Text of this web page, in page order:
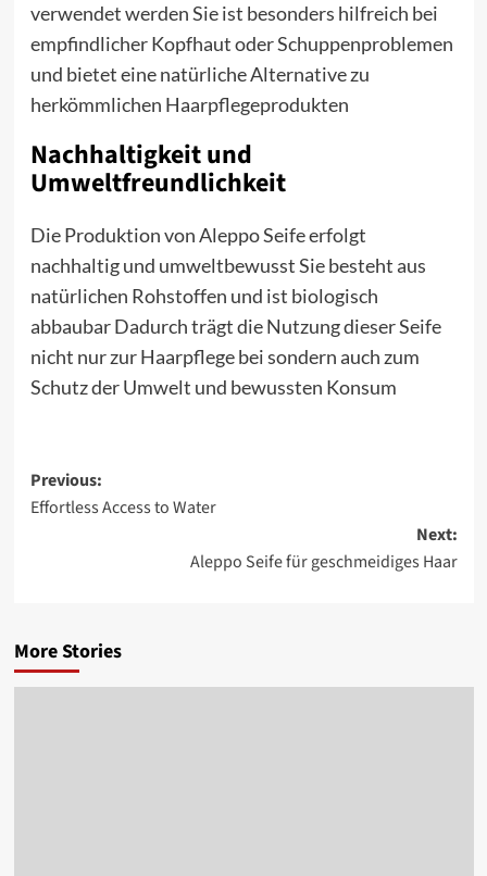
verwendet werden Sie ist besonders hilfreich bei
empfindlicher Kopfhaut oder Schuppenproblemen
und bietet eine natürliche Alternative zu
herkömmlichen Haarpflegeprodukten
Nachhaltigkeit und
Umweltfreundlichkeit
Die Produktion von Aleppo Seife erfolgt
nachhaltig und umweltbewusst Sie besteht aus
natürlichen Rohstoffen und ist biologisch
abbaubar Dadurch trägt die Nutzung dieser Seife
nicht nur zur Haarpflege bei sondern auch zum
Schutz der Umwelt und bewussten Konsum
Post
navigation
Previous:
Effortless Access to Water
Next:
Aleppo Seife für geschmeidiges Haar
More Stories